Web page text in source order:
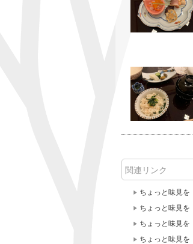
関連リンク
ちょっと味見
ちょっと味見
ちょっと味見
ちょっと味見